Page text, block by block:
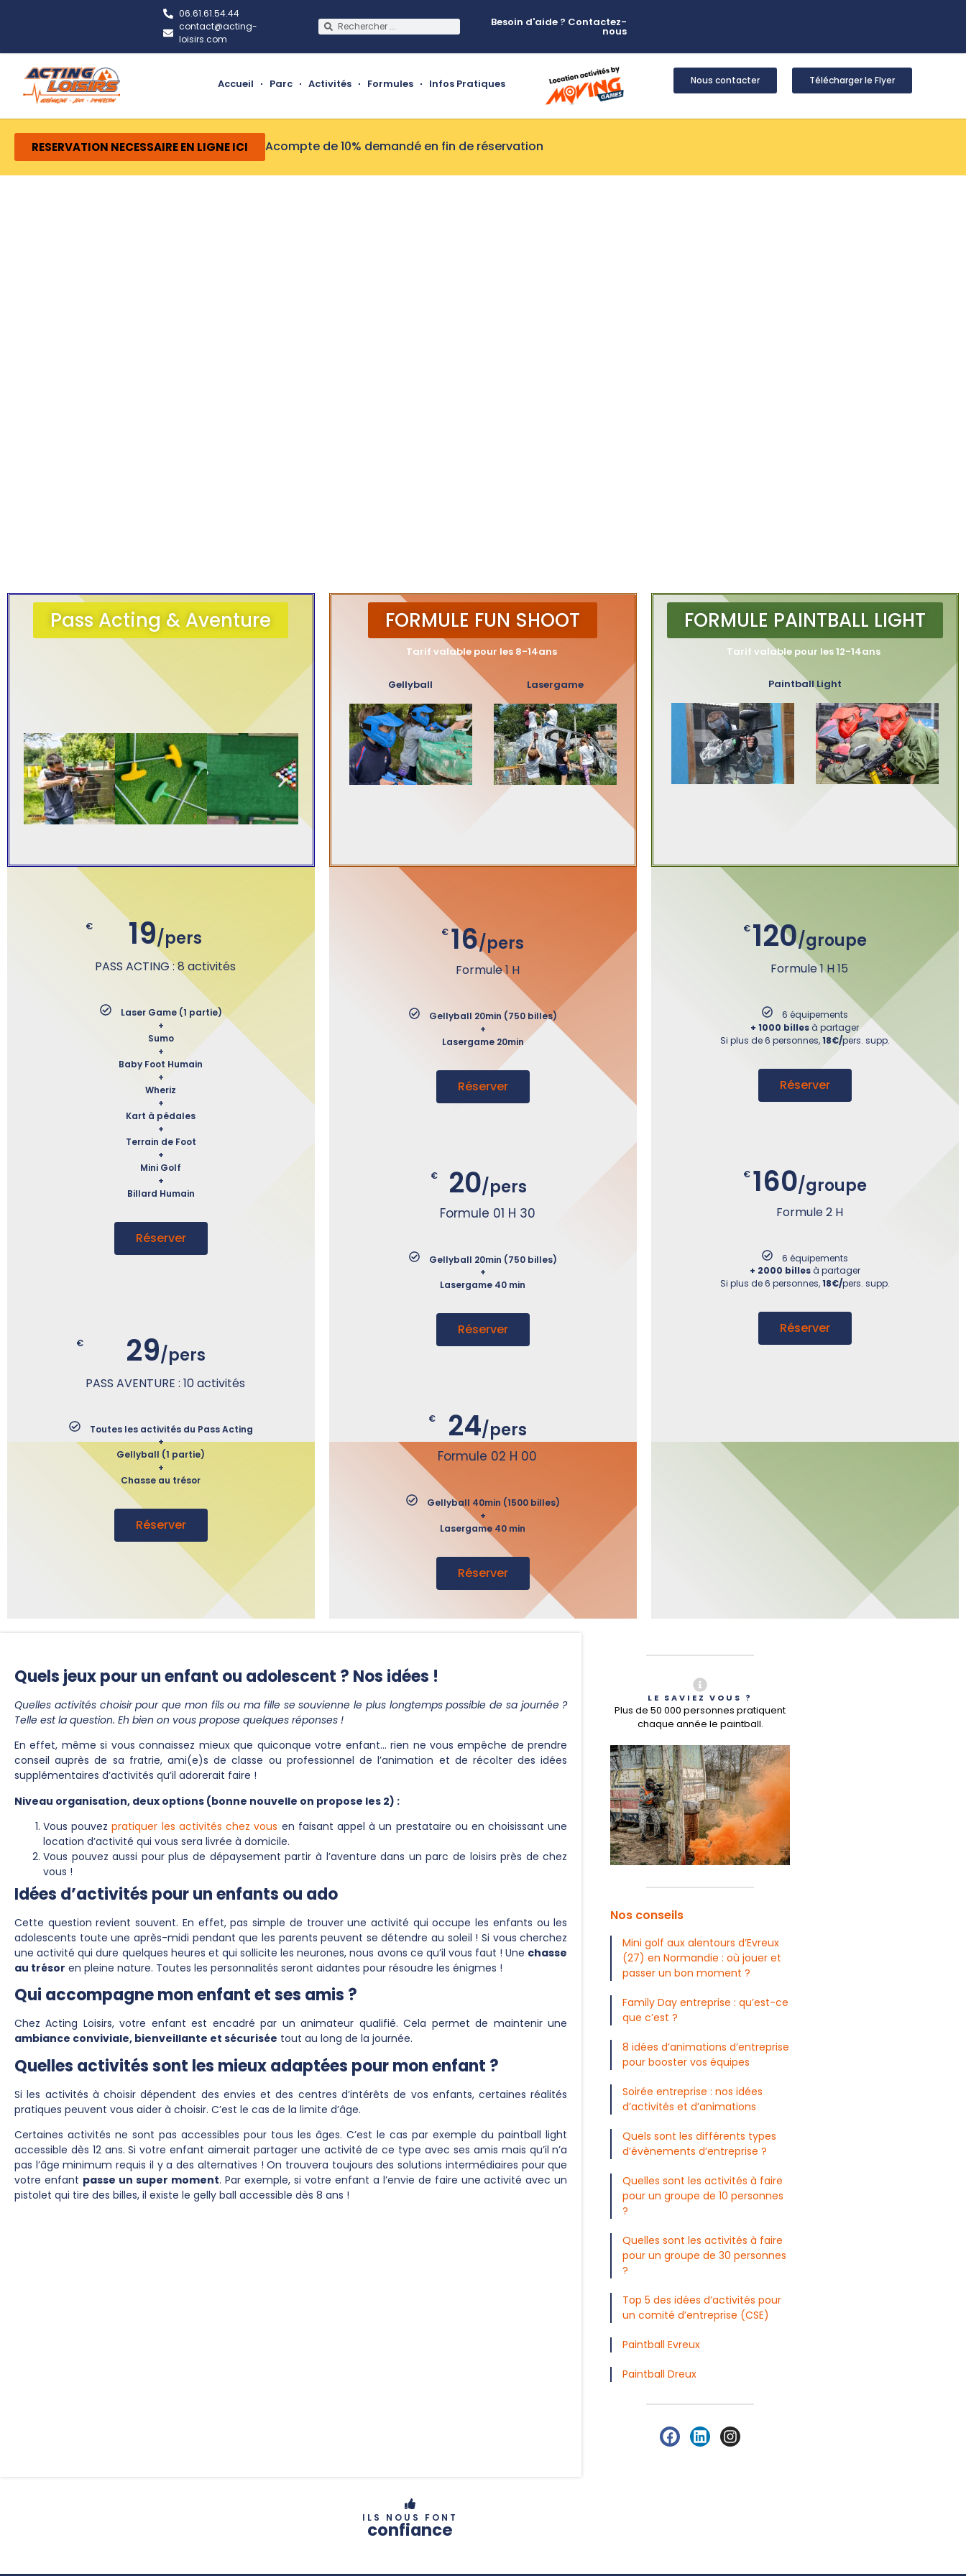
06.61.61.54.44
contact@acting-
loisirs.com
Besoin d'aide ? Contactez-
nous
Accueil Parc Activités Formules Infos Pratiques Nous contacter Télécharger le Flyer
RESERVATION NECESSAIRE EN LIGNE ICI Acompte de 10% demandé en fin de réservation
Pass Acting & Aventure FORMULE FUN SHOOT
Tarif valable pour les 8-14ans
Gellyball Lasergame
FORMULE PAINTBALL LIGHT
Tarif valable pour les 12-14ans
Paintball Light
€ 19/pers
PASS ACTING : 8 activités
Laser Game (1 partie)
+
Sumo
+
Baby Foot Humain
+
Wheriz
+
Kart à pédales
+
Terrain de Foot
+
Mini Golf
+
Billard Humain
Réserver
€ 29/pers
PASS AVENTURE : 10 activités
Toutes les activités du Pass Acting
+
Gellyball (1 partie)
+
Chasse au trésor
Réserver
€ 16/pers
Formule 1 H
Gellyball 20min (750 billes)
+
Lasergame 20min
Réserver
€ 20/pers
Formule 01 H 30
Gellyball 20min (750 billes)
+
Lasergame 40 min
Réserver
€ 24/pers
Formule 02 H 00
Gellyball 40min (1500 billes)
+
Lasergame 40 min
Réserver
€ 120/groupe
Formule 1 H 15
6 équipements
+ 1000 billes à partager
Si plus de 6 personnes,18€/pers. supp.
Réserver
€ 160/groupe
Formule 2 H
6 équipements
+ 2000 billesà partager
Si plus de 6 personnes,18€/pers. supp.
Réserver
Quels jeux pour un enfant ou adolescent ? Nos idées !
Quelles activités choisir pour que mon fils ou ma fille se souvienne le plus longtemps possible de sa journée ?
Telle est la question. Eh bien on vous propose quelques réponses !
En effet, même si vous connaissez mieux que quiconque votre enfant… rien ne vous empêche de prendre
conseil auprès de sa fratrie, ami(e)s de classe ou professionnel de l’animation et de récolter des idées
supplémentaires d’activités qu’il adorerait faire !
Niveau organisation, deux options (bonne nouvelle on propose les 2) :
Vous pouvezpratiquer les activités chez vous en faisant appel à un prestataire ou en choisissant une
location d’activité qui vous sera livrée à domicile.
Vous pouvez aussi pour plus de dépaysement partir à l’aventure dans un parc de loisirs près de chez
vous !
Idées d’activités pour un enfants ou ado
Cette question revient souvent. En effet, pas simple de trouver une activité qui occupe les enfants ou les
adolescents toute une après-midi pendant que les parents peuvent se détendre au soleil ! Si vous cherchez
une activité qui dure quelques heures et qui sollicite les neurones, nous avons ce qu’il vous faut ! Une chasse
au trésor en pleine nature. Toutes les personnalités seront aidantes pour résoudre les énigmes !
Qui accompagne mon enfant et ses amis ?
Chez Acting Loisirs, votre enfant est encadré par un animateur qualifié. Cela permet de maintenir une
ambiance conviviale, bienveillante et sécurisée tout au long de la journée.
Quelles activités sont les mieux adaptées pour mon enfant ?
Si les activités à choisir dépendent des envies et des centres d’intérêts de vos enfants, certaines réalités
pratiques peuvent vous aider à choisir. C’est le cas de la limite d’âge.
Certaines activités ne sont pas accessibles pour tous les âges. C’est le cas par exemple du paintball light
accessible dès 12 ans. Si votre enfant aimerait partager une activité de ce type avec ses amis mais qu’il n’a
pas l’âge minimum requis il y a des alternatives ! On trouvera toujours des solutions intermédiaires pour que
votre enfant passe un super moment. Par exemple, si votre enfant a l’envie de faire une activité avec un
pistolet qui tire des billes, il existe le gelly ball accessible dès 8 ans !
LE SAVIEZ VOUS ?
Plus de 50 000 personnes pratiquent
chaque année le paintball.
Nos conseils
Mini golf aux alentours d’Evreux
(27) en Normandie : où jouer et
passer un bon moment ?
Family Day entreprise : qu’est-ce
que c’est ?
8 idées d’animations d’entreprise
pour booster vos équipes
Soirée entreprise : nos idées
d’activités et d’animations
Quels sont les différents types
d’évènements d’entreprise ?
Quelles sont les activités à faire
pour un groupe de 10 personnes
?
Quelles sont les activités à faire
pour un groupe de 30 personnes
?
Top 5 des idées d’activités pour
un comité d’entreprise (CSE)
Paintball Evreux
Paintball Dreux
ILS NOUS FONT
confiance